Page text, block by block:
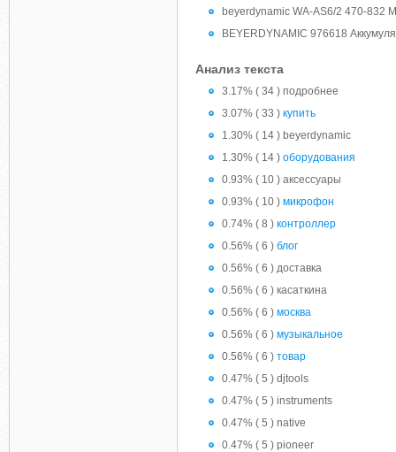
beyerdynamic WA-AS6/2 470-832
BEYERDYNAMIC 976618
Анализ текста
3.17% ( 34 ) подробнее
3.07% ( 33 ) купить
1.30% ( 14 ) beyerdynamic
1.30% ( 14 ) оборудования
0.93% ( 10 ) аксессуары
0.93% ( 10 ) микрофон
0.74% ( 8 ) контроллер
0.56% ( 6 ) блог
0.56% ( 6 ) доставка
0.56% ( 6 ) касаткина
0.56% ( 6 ) москва
0.56% ( 6 ) музыкальное
0.56% ( 6 ) товар
0.47% ( 5 ) djtools
0.47% ( 5 ) instruments
0.47% ( 5 ) native
0.47% ( 5 ) pioneer